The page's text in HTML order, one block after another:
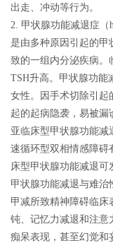
出走、冲动等行为。
2. 甲状腺功能减退症（
是由多种原因引起的甲
致的一组内分泌疾病。
TSH升高。甲状腺功能
女性。因手术切除引起
起的起病隐袭，易被漏
亚临床型甲状腺功能
速循环型双相情感障碍
床型甲状腺功能减退可
甲状腺功能减退与难治
甲减所致精神障碍临床
钝、记忆力减退和注意
痴呆表现，甚至幻觉和